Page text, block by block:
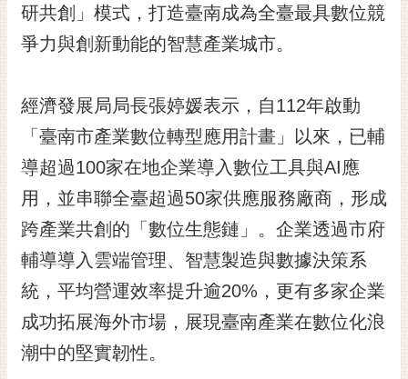
RSS
訂
子
市
民
信
箱
English
日
本
語
研共創」模式，打造臺南成為全臺最具數位競
爭力與創新動能的智慧產業城市。
經濟發展局局長張婷媛表示，自112年啟動
「臺南市產業數位轉型應用計畫」以來，已輔
導超過100家在地企業導入數位工具與AI應
用，並串聯全臺超過50家供應服務廠商，形成
跨產業共創的「數位生態鏈」。企業透過市府
輔導導入雲端管理、智慧製造與數據決策系
統，平均營運效率提升逾20%，更有多家企業
成功拓展海外市場，展現臺南產業在數位化浪
潮中的堅實韌性。